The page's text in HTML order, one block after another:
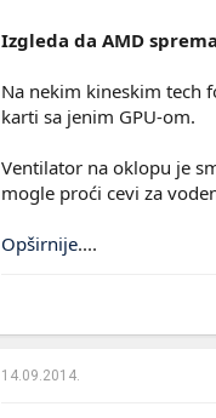
Izgleda da AMD
Na nekim kineskim tech
karti sa jenim GPU-om.
Ventilator na oklopu je
mogle proći cevi za
Opširnije....
14.09.2014.